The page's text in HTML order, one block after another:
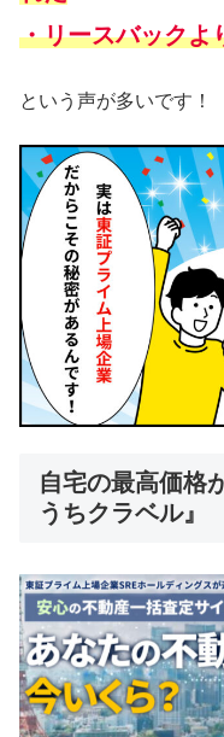
・リースバックよ
という声が多いです！
自宅の最高価格
うちクラベル』